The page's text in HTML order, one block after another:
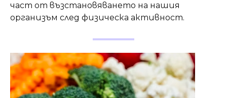
част от възстановяването на нашия
организъм след физическа активност.